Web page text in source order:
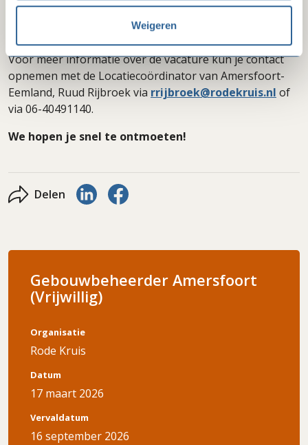
Weigeren
vacaturenummer 2026-013.
Voor meer informatie over de vacature kun je contact
opnemen met de Locatiecoördinator van Amersfoort-
Eemland, Ruud Rijbroek via rrijbroek@rodekruis.nl of
via 06-40491140.
We hopen je snel te ontmoeten!
Delen Delen via LinkedIn
Delen via Facebook
Gebouwbeheerder Amersfoort
(Vrijwillig)
Organisatie
Rode Kruis
Datum
17 maart 2026
Vervaldatum
16 september 2026